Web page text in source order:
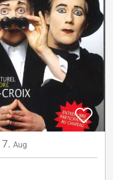
7. Aug